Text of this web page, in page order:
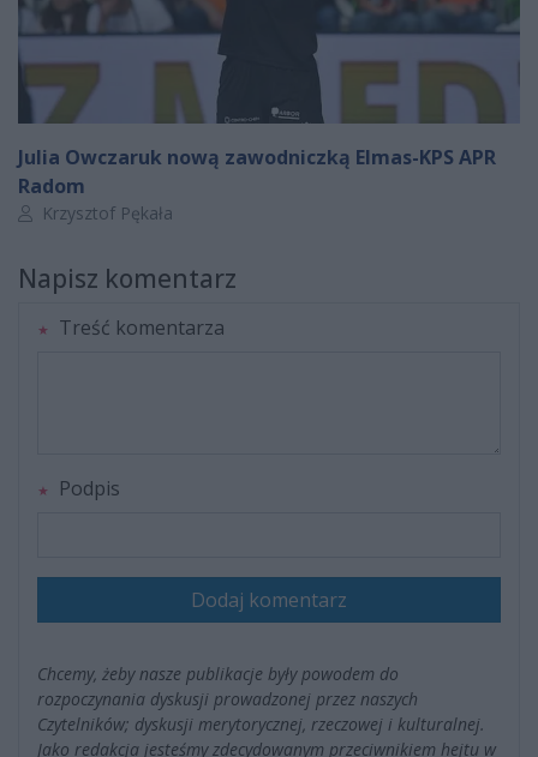
Julia Owczaruk nową zawodniczką Elmas-KPS APR
Radom
Autor artykułu:
Krzysztof Pękała
Napisz komentarz
Treść komentarza
Podpis
Dodaj komentarz
Chcemy, żeby nasze publikacje były powodem do
rozpoczynania dyskusji prowadzonej przez naszych
Czytelników; dyskusji merytorycznej, rzeczowej i kulturalnej.
Jako redakcja jesteśmy zdecydowanym przeciwnikiem hejtu w